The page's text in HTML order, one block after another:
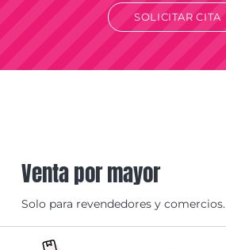
SOLICITAR CITA
Venta por mayor
Solo para revendedores y comercios.